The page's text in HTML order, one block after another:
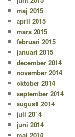
maj 2015
april 2015
mars 2015
februari 2015
januari 2015
december 2014
november 2014
oktober 2014
september 2014
augusti 2014
juli 2014
juni 2014
maj 2014